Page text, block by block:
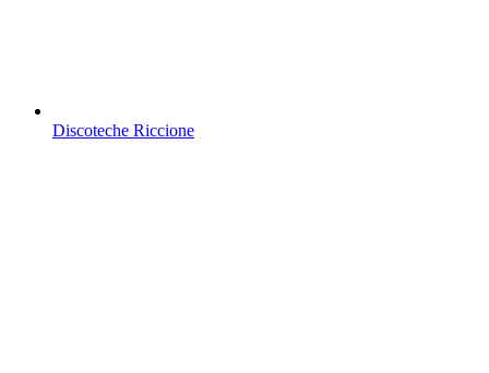
Discoteche Riccione